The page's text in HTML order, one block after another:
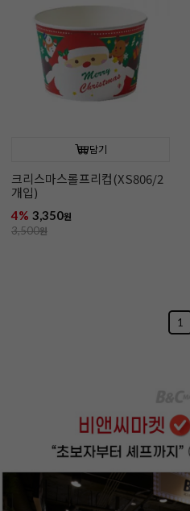
담기
크리스마스롤프리컵(XS806/2
개입)
4% 3,350원
3,500원
1